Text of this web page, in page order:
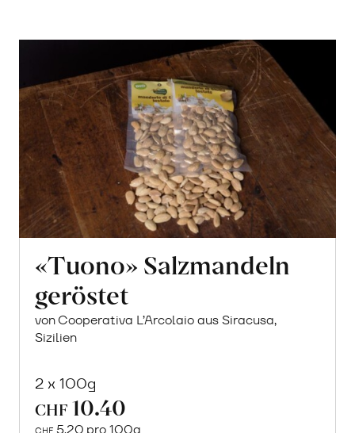
«Tuono» Salzmandeln
geröstet
von Cooperativa L’Arcolaio aus Siracusa,
Sizilien
2 x 100g
CHF 10.40
CHF 5.20 pro 100g